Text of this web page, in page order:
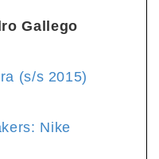
Gallego
(s/s 2015)
Nike